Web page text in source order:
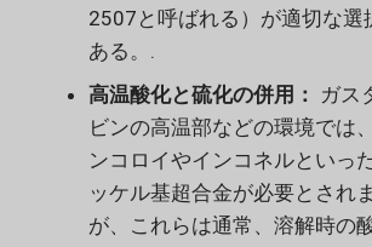
2507と呼ばれる）が適切な選
ある。.
高温酸化と硫化の併用： ガス
ビンの高温部などの環境では
ンコロイやインコネルといっ
ッケル基超合金が必要とされ
が、これらは通常、溶解時の